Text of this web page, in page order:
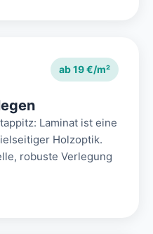
ab 19 €/m²
Laminat ist eine
Holzoptik.
robuste Verlegung